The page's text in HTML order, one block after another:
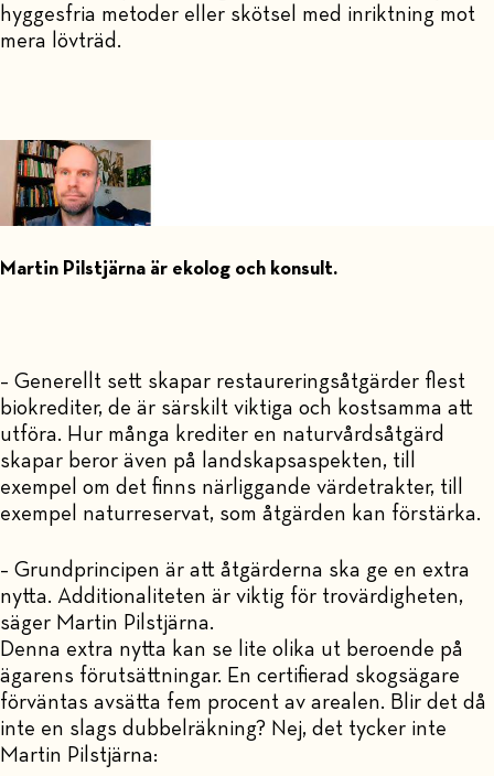
hyggesfria metoder eller skötsel med inriktning mot
mera lövträd.
Martin Pilstjärna är ekolog och konsult.
– Generellt sett skapar restaureringsåtgärder flest
biokrediter, de är särskilt viktiga och kostsamma att
utföra. Hur många krediter en naturvårdsåtgärd
skapar beror även på landskapsaspekten, till
exempel om det finns närliggande värdetrakter, till
exempel naturreservat, som åtgärden kan förstärka.
– Grundprincipen är att åtgärderna ska ge en extra
nytta. Additionaliteten är viktig för trovärdigheten,
säger Martin Pilstjärna.
Denna extra nytta kan se lite olika ut beroende på
ägarens förutsättningar. En certifierad skogsägare
förväntas avsätta fem procent av arealen. Blir det då
inte en slags dubbelräkning? Nej, det tycker inte
Martin Pilstjärna: